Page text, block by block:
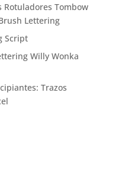
Tombow
Lettering
Script
Willy Wonka
Trazos